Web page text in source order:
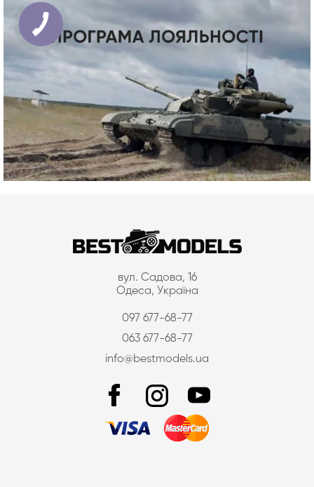
вул. Садова, 16
Одеса, Україна
097 677-68-77
063 677-68-77
info@bestmodels.ua